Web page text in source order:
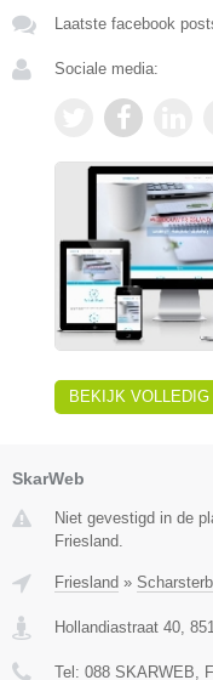
Laatste facebook
Sociale media:
BEKIJK VOLLEDIG
SkarWeb
Niet gevestigd in de
Friesland.
Friesland »
Hollandiastraat 40
Tel: 088 SKARWEB ,